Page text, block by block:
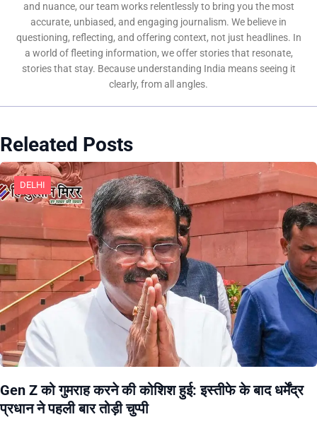
and nuance, our team works relentlessly to bring you the most
accurate, unbiased, and engaging journalism. We believe in
questioning, reflecting, and offering context, not just headlines. In
a world of fleeting information, we offer stories that resonate,
stories that stay. Because understanding India means seeing it
clearly, from all angles.
Releated Posts
DELHI
Gen Z को गुमराह करने की कोशिश हुई: इस्तीफे के बाद धर्मेंद्र
प्रधान ने पहली बार तोड़ी चुप्पी